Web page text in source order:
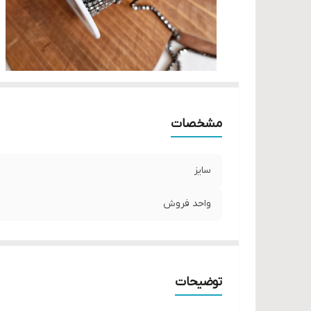
مشخصات
سایز
واحد فروش
توضیحات